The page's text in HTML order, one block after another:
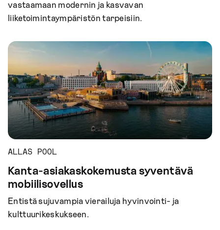
vastaamaan modernin ja kasvavan
liiketoimintaympäristön tarpeisiin.
ALLAS POOL
Kanta-asiakaskokemusta syventävä
mobiilisovellus
Entistä sujuvampia vierailuja hyvinvointi- ja
kulttuurikeskukseen.